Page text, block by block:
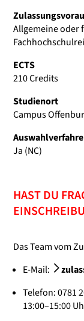
Allgemeine oder
ECTS
210 Credits
Studienort
Campus
Ja (NC)
HAST DU
Das Team vom
E-Mail:
Telefon: 0781
13:00–15:00